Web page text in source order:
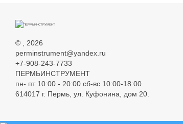
©
, 2026
perminstrument@yandex.ru
+7-908-243-7733
ПЕРМЬИНСТРУМЕНТ
пн- пт 10:00 - 20:00 сб-вс 10:00-18:00
614017 г. Пермь, ул. Куфонина, дом 20.